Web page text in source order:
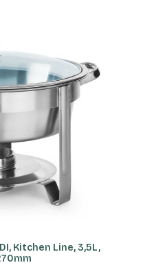
PANIER
Kitchen Line, 3,5L,